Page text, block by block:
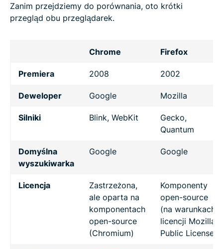
Zanim przejdziemy do porównania, oto krótki
przegląd obu przeglądarek.
Chrome Firefox
Premiera 2008 2002
Deweloper Google Mozilla
Silniki Blink, WebKit
Gecko,
Quantum
Domyślna
wyszukiwarka
Google Google
Licencja
Zastrzeżona,
ale oparta na
komponentach
open-source
(Chromium)
Komponenty
open-source
(na warunkach
licencji Mozilla
Public License)